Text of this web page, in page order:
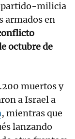
partido-milicia
armados en
octubre de
muertos y
a Israel a
, mientras que
lanzando